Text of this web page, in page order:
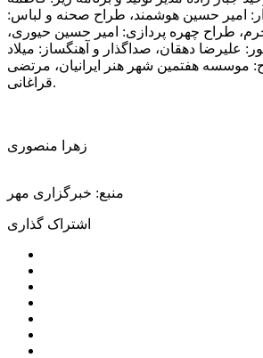
امیر حسین هوشمند، طراح صحنه و لباس:
طراح چهره پردازی: امیر حسین حیوری،
علیرضا دهقان، صداگذار و آهنگساز: میلاد
موسسه هفتمین شهر هنر ایرانیان، مرتضی
قراغانی.
زهرا منصوری
منبع: خبرگزاری مهر
اشتراک گذاری